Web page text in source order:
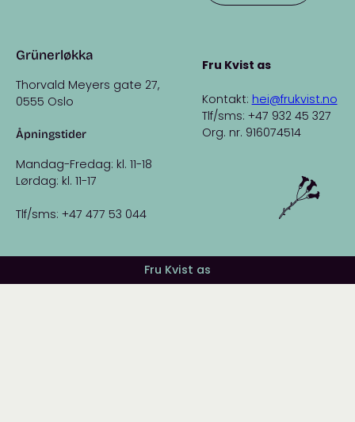
Grünerløkka
Thorvald Meyers gate 27,
0555 Oslo
Åpningstider
Mandag-Fredag: kl. 11-18
Lørdag: kl. 11-17
Tlf/sms: +47 477 53 044
Fru Kvist as
Kontakt: hei@frukvist.no
Tlf/sms: +47 932 45 327
Org. nr. 916074514
Fru Kvist as